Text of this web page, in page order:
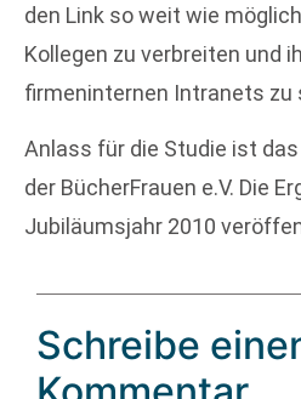
den Link so weit wie
Kollegen zu verbreiten und
firmeninternen Intranets zu
Anlass für die Studie ist
der BücherFrauen e.V. Die
Jubiläumsjahr 2010
Schreibe